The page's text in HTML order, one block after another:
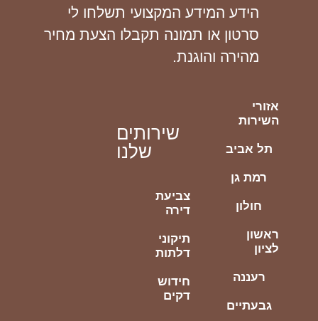
הידע המידע המקצועי תשלחו לי
סרטון או תמונה תקבלו הצעת מחיר
מהירה והוגנת.
אזורי
השירות
תל אביב
רמת גן
חולון
ראשון
לציון
רעננה
גבעתיים
שירותים
שלנו
צביעת
דירה
תיקוני
דלתות
חידוש
דקים